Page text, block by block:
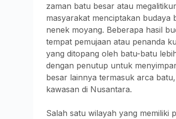
zaman batu besar atau
masyarakat menciptakan
nenek moyang. Beberapa hasil
tempat pemujaan atau penanda
yang ditopang oleh batu-batu
dengan penutup untuk
besar lainnya termasuk arca
kawasan di Nusantara.
Salah satu wilayah yang memiliki